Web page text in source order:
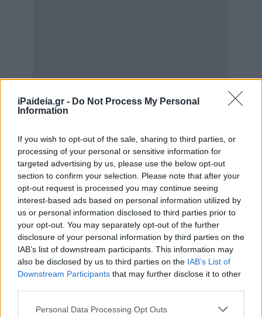
iPaideia.gr - Do Not Process My Personal
Information
If you wish to opt-out of the sale, sharing to third parties, or
processing of your personal or sensitive information for
targeted advertising by us, please use the below opt-out
section to confirm your selection. Please note that after your
opt-out request is processed you may continue seeing
interest-based ads based on personal information utilized by
us or personal information disclosed to third parties prior to
your opt-out. You may separately opt-out of the further
disclosure of your personal information by third parties on the
IAB’s list of downstream participants. This information may
also be disclosed by us to third parties on the IAB’s List of
Downstream Participants that may further disclose it to other
Please note that this website/app uses one or more Google
Personal Data Processing Opt Outs
Το πρόγραμμα χρηματοδοτείται με 400 εκατομμύρια
ευρώ από το Ταμείο Ανάκαμψης και τις τράπεζες, ενώ
αναμένεται να ωφεληθούν περίπου 20.000 πολίτες.
Οι ενδιαφερόμενοι θα μπορούν να αιτηθούν με σειρά
προτεραιότητας, ενώ το μέγιστο ποσό δανείου θα
ανέρχεται σε 25.000 ευρώ, με περίοδο αποπληρωμής
έως 7 χρόνια.
Σε αντίθεση με το πρόγραμμα «Εξοικονομώ», το